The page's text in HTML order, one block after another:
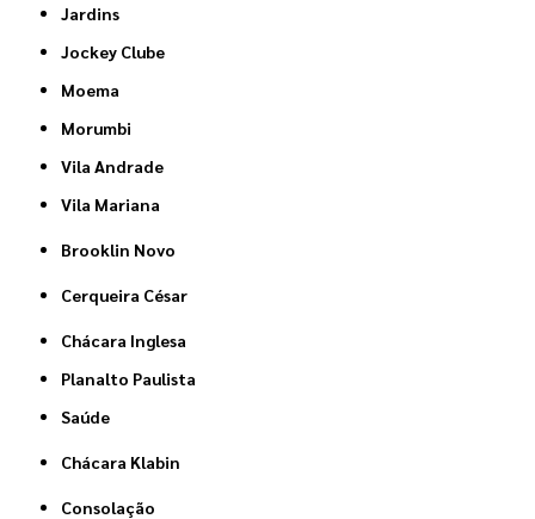
Jardins
Jockey Clube
Moema
Morumbi
Vila Andrade
Vila Mariana
Brooklin Novo
Cerqueira César
Chácara Inglesa
Planalto Paulista
Saúde
Chácara Klabin
Consolação